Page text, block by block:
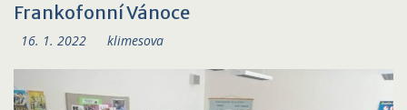
Frankofonní Vánoce
16. 1. 2022 klimesova